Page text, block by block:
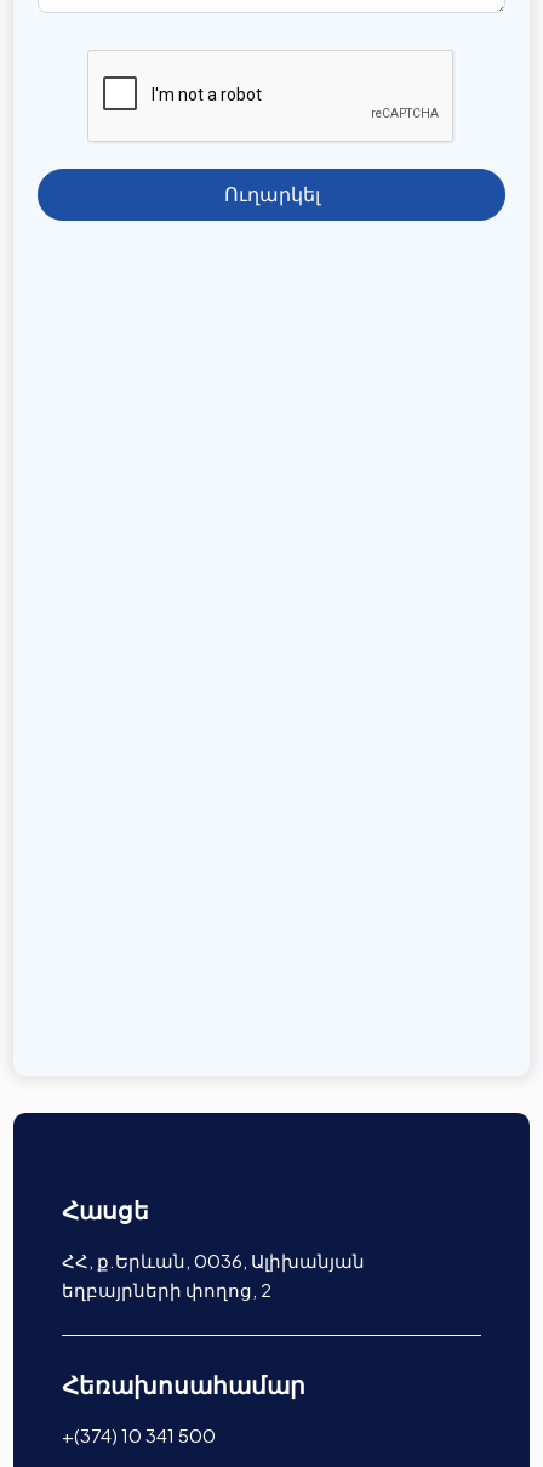
Ուղարկել
Հասցե
ՀՀ, ք.Երևան, 0036, Ալիխանյան
եղբայրների փողոց, 2
Հեռախոսահամար
+(374) 10 341 500